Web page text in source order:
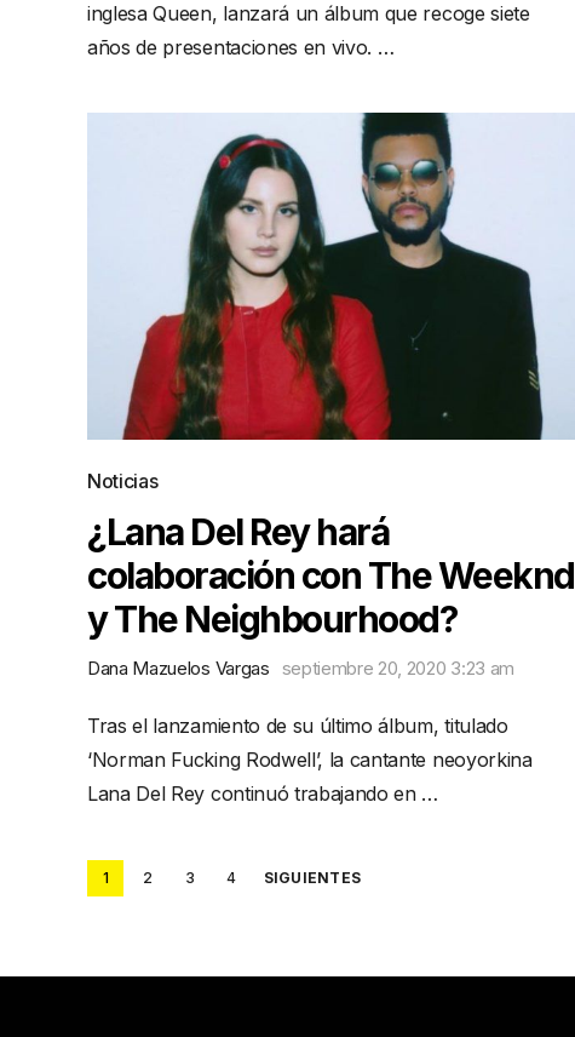
inglesa Queen, lanzará un álbum que recoge siete
años de presentaciones en vivo. …
Noticias
¿Lana Del Rey hará
colaboración con The Weeknd
y The Neighbourhood?
Dana Mazuelos Vargas septiembre 20, 2020 3:23 am
Tras el lanzamiento de su último álbum, titulado
‘Norman Fucking Rodwell’, la cantante neoyorkina
Lana Del Rey continuó trabajando en …
Posts
1 2 3 4 SIGUIENTES